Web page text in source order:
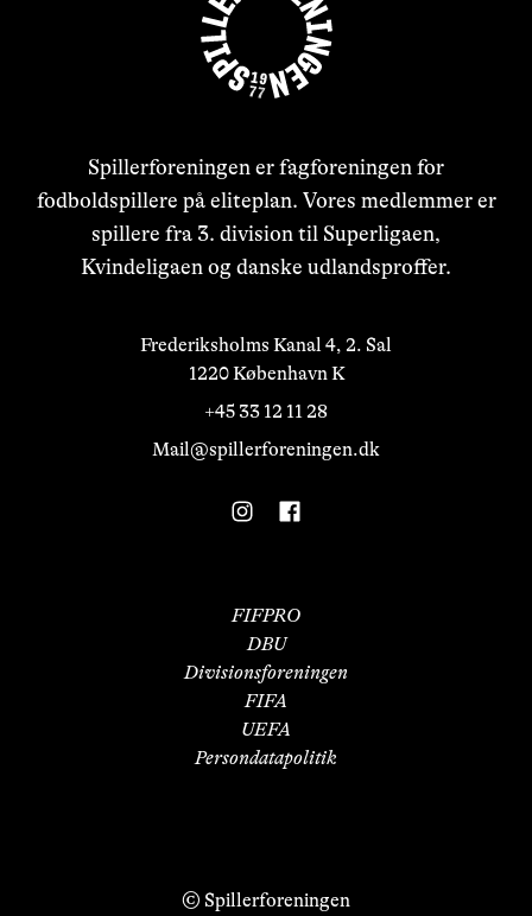
Spillerforeningen er fagforeningen for
fodboldspillere på eliteplan. Vores medlemmer er
spillere fra 3. division til Superligaen,
Kvindeligaen og danske udlandsproffer.
Frederiksholms Kanal 4, 2. Sal
1220 København K
+45 33 12 11 28
Mail@spillerforeningen.dk
FIFPRO
DBU
Divisionsforeningen
FIFA
UEFA
Persondatapolitik
© Spillerforeningen